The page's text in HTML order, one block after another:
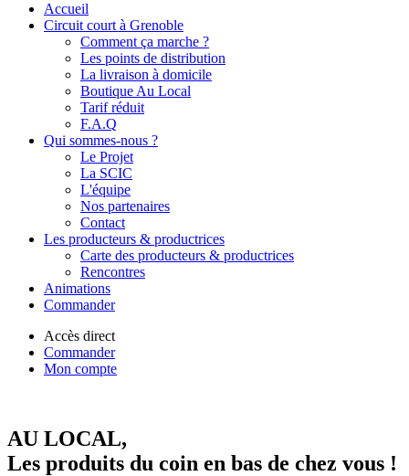
Accueil
Circuit court à Grenoble
Comment ça marche ?
Les points de distribution
La livraison à domicile
Boutique Au Local
Tarif réduit
F.A.Q
Qui sommes-nous ?
Le Projet
La SCIC
L'équipe
Nos partenaires
Contact
Les producteurs & productrices
Carte des producteurs & productrices
Rencontres
Animations
Commander
Accès direct
Commander
Mon compte
AU LOCAL,
Les produits du coin en bas de chez vous !